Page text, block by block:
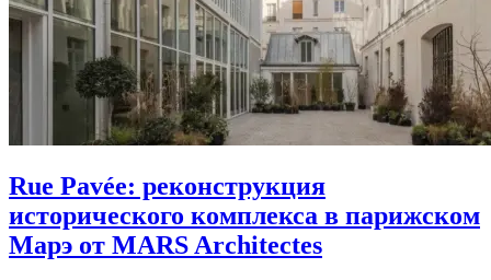
Rue Pavée: реконструкция
исторического комплекса в парижском
Марэ от MARS Architectes